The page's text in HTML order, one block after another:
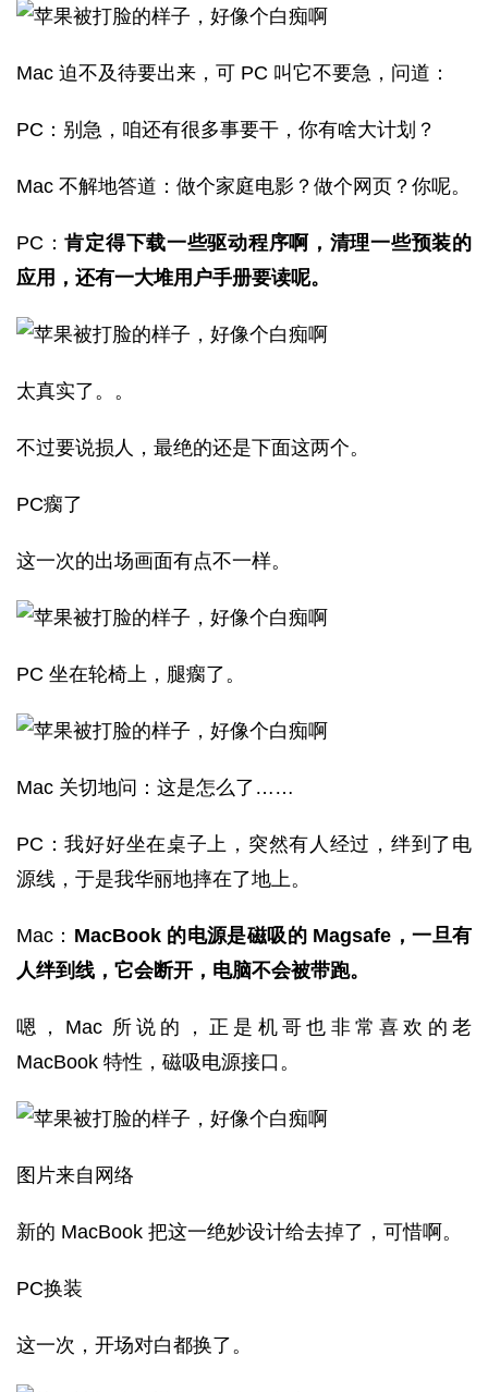
Mac 迫不及待要出来，可 PC 叫它不要急，问道：
PC：别急，咱还有很多事要干，你有啥大计划？
Mac 不解地答道：做个家庭电影？做个网页？你呢。
PC：肯定得下载一些驱动程序啊，清理一些预装的
应用，还有一大堆用户手册要读呢。
太真实了。。
不过要说损人，最绝的还是下面这两个。
PC瘸了
这一次的出场画面有点不一样。
PC 坐在轮椅上，腿瘸了。
Mac 关切地问：这是怎么了……
PC：我好好坐在桌子上，突然有人经过，绊到了电
源线，于是我华丽地摔在了地上。
Mac： MacBook 的电源是磁吸的 Magsafe，一旦有
人绊到线，它会断开，电脑不会被带跑。
嗯，Mac 所说的，正是机哥也非常喜欢的老
MacBook 特性，磁吸电源接口。
图片来自网络
新的 MacBook 把这一绝妙设计给去掉了，可惜啊。
PC换装
这一次，开场对白都换了。